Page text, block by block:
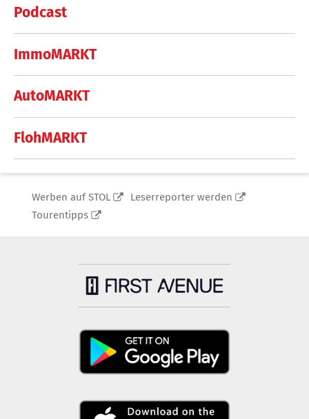
Podcast
ImmoMARKT
AutoMARKT
FlohMARKT
Werben auf STOL
Leserreporter werden
Tourentipps